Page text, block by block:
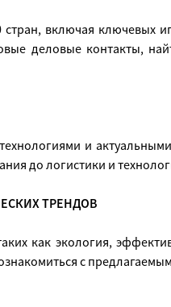
стран, включая ключевых
деловые контакты,
и
до логистики и
ТРЕНДОВ
как экология,
с